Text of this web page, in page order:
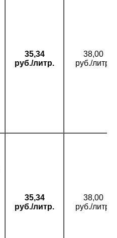
35,34
руб./литр.
38,00
руб./литр.
35,34
руб./литр.
38,00
руб./литр.